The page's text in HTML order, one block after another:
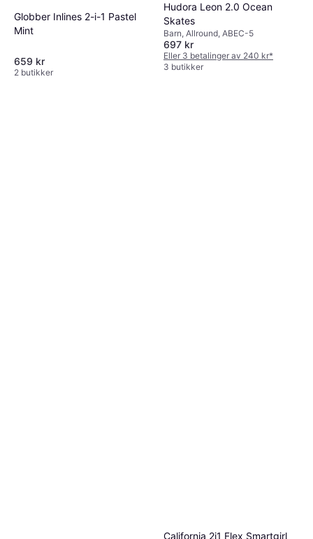
Globber Inlines 2-i-1 Pastel
Mint
659 kr
2 butikker
Hudora Leon 2.0 Ocean
Skates
Barn, Allround, ABEC-5
697 kr
Eller 3 betalinger av 240 kr*
3 butikker
California 2i1 Flex Smartgirl